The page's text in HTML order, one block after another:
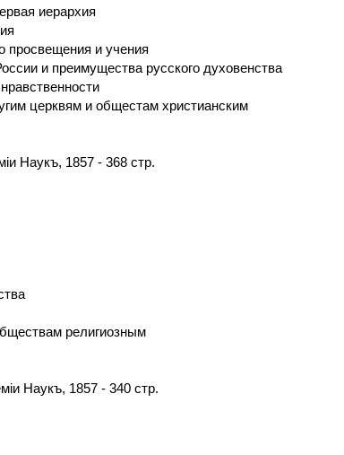
иерархия
просвещения и учения
и преимущества русского духовенства
церквям и общестам христианским
Наукъ, 1857 - 368 стр.
религиозным
Наукъ, 1857 - 340 стр.